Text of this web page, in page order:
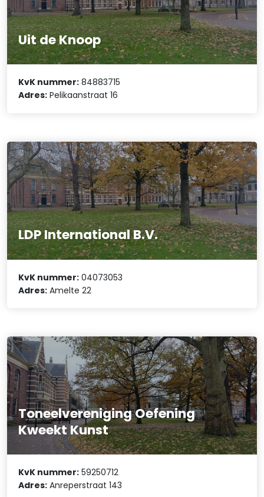
Uit de Knoop
KvK nummer: 84883715
Adres: Pelikaanstraat 16
LDP International B.V.
KvK nummer: 04073053
Adres: Amelte 22
Toneelvereniging Oefening
Kweekt Kunst
KvK nummer: 59250712
Adres: Anreperstraat 143